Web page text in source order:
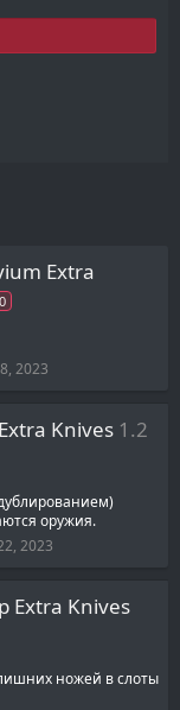
0
t
Extra
2023
Knives 1.2
оружия.
2023
Extra Knives
ножей в слоты